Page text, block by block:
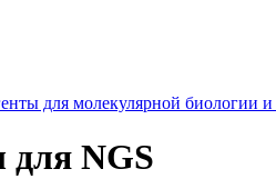
для молекулярной биологии и
для NGS